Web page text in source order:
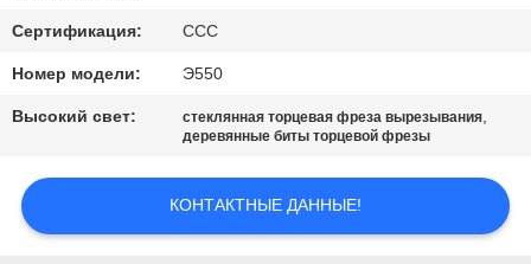
СПРОСИТЕ
ЦИТАТУ
САЙТА
Сертификация: CCC
Номер модели: Э550
Высокий свет: стеклянная торцевая фреза вырезывания,
деревянные биты торцевой фрезы
КОНТАКТНЫЕ ДАННЫЕ!